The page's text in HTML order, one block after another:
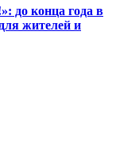
до конца года в
жителей и